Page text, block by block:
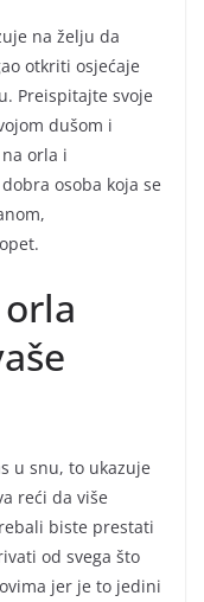
na želju da
otkriti osjećaje
Preispitajte svoje
dušom i
orla i
osoba koja se
u snu, to ukazuje
reći da više
biste prestati
od svega što
jer je to jedini